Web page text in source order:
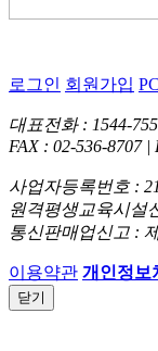
로그인 회원가입
대표전화 : 1544-
FAX : 02-536-8707
사업자등록번호 :
원격평생교육시설
통신판매업신고 :
이용약관 개인정보
닫기